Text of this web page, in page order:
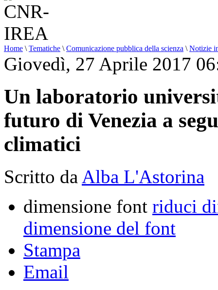
Home \ Tematiche \ Comunicazione pubblica della scienza \ Notizie
Giovedì, 27 Aprile 2017
Un laboratorio
futuro di Venezia a
climatici
Scritto da Alba L'Astorina
dimensione font riduci
dimensione del font
Stampa
Email